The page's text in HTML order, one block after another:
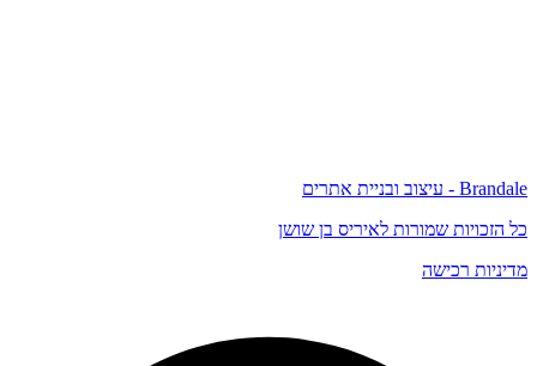
Brandale - עיצוב ובניית אתרים
כל הזכויות שמורות לאיריס בן שושן
מדיניות רכישה